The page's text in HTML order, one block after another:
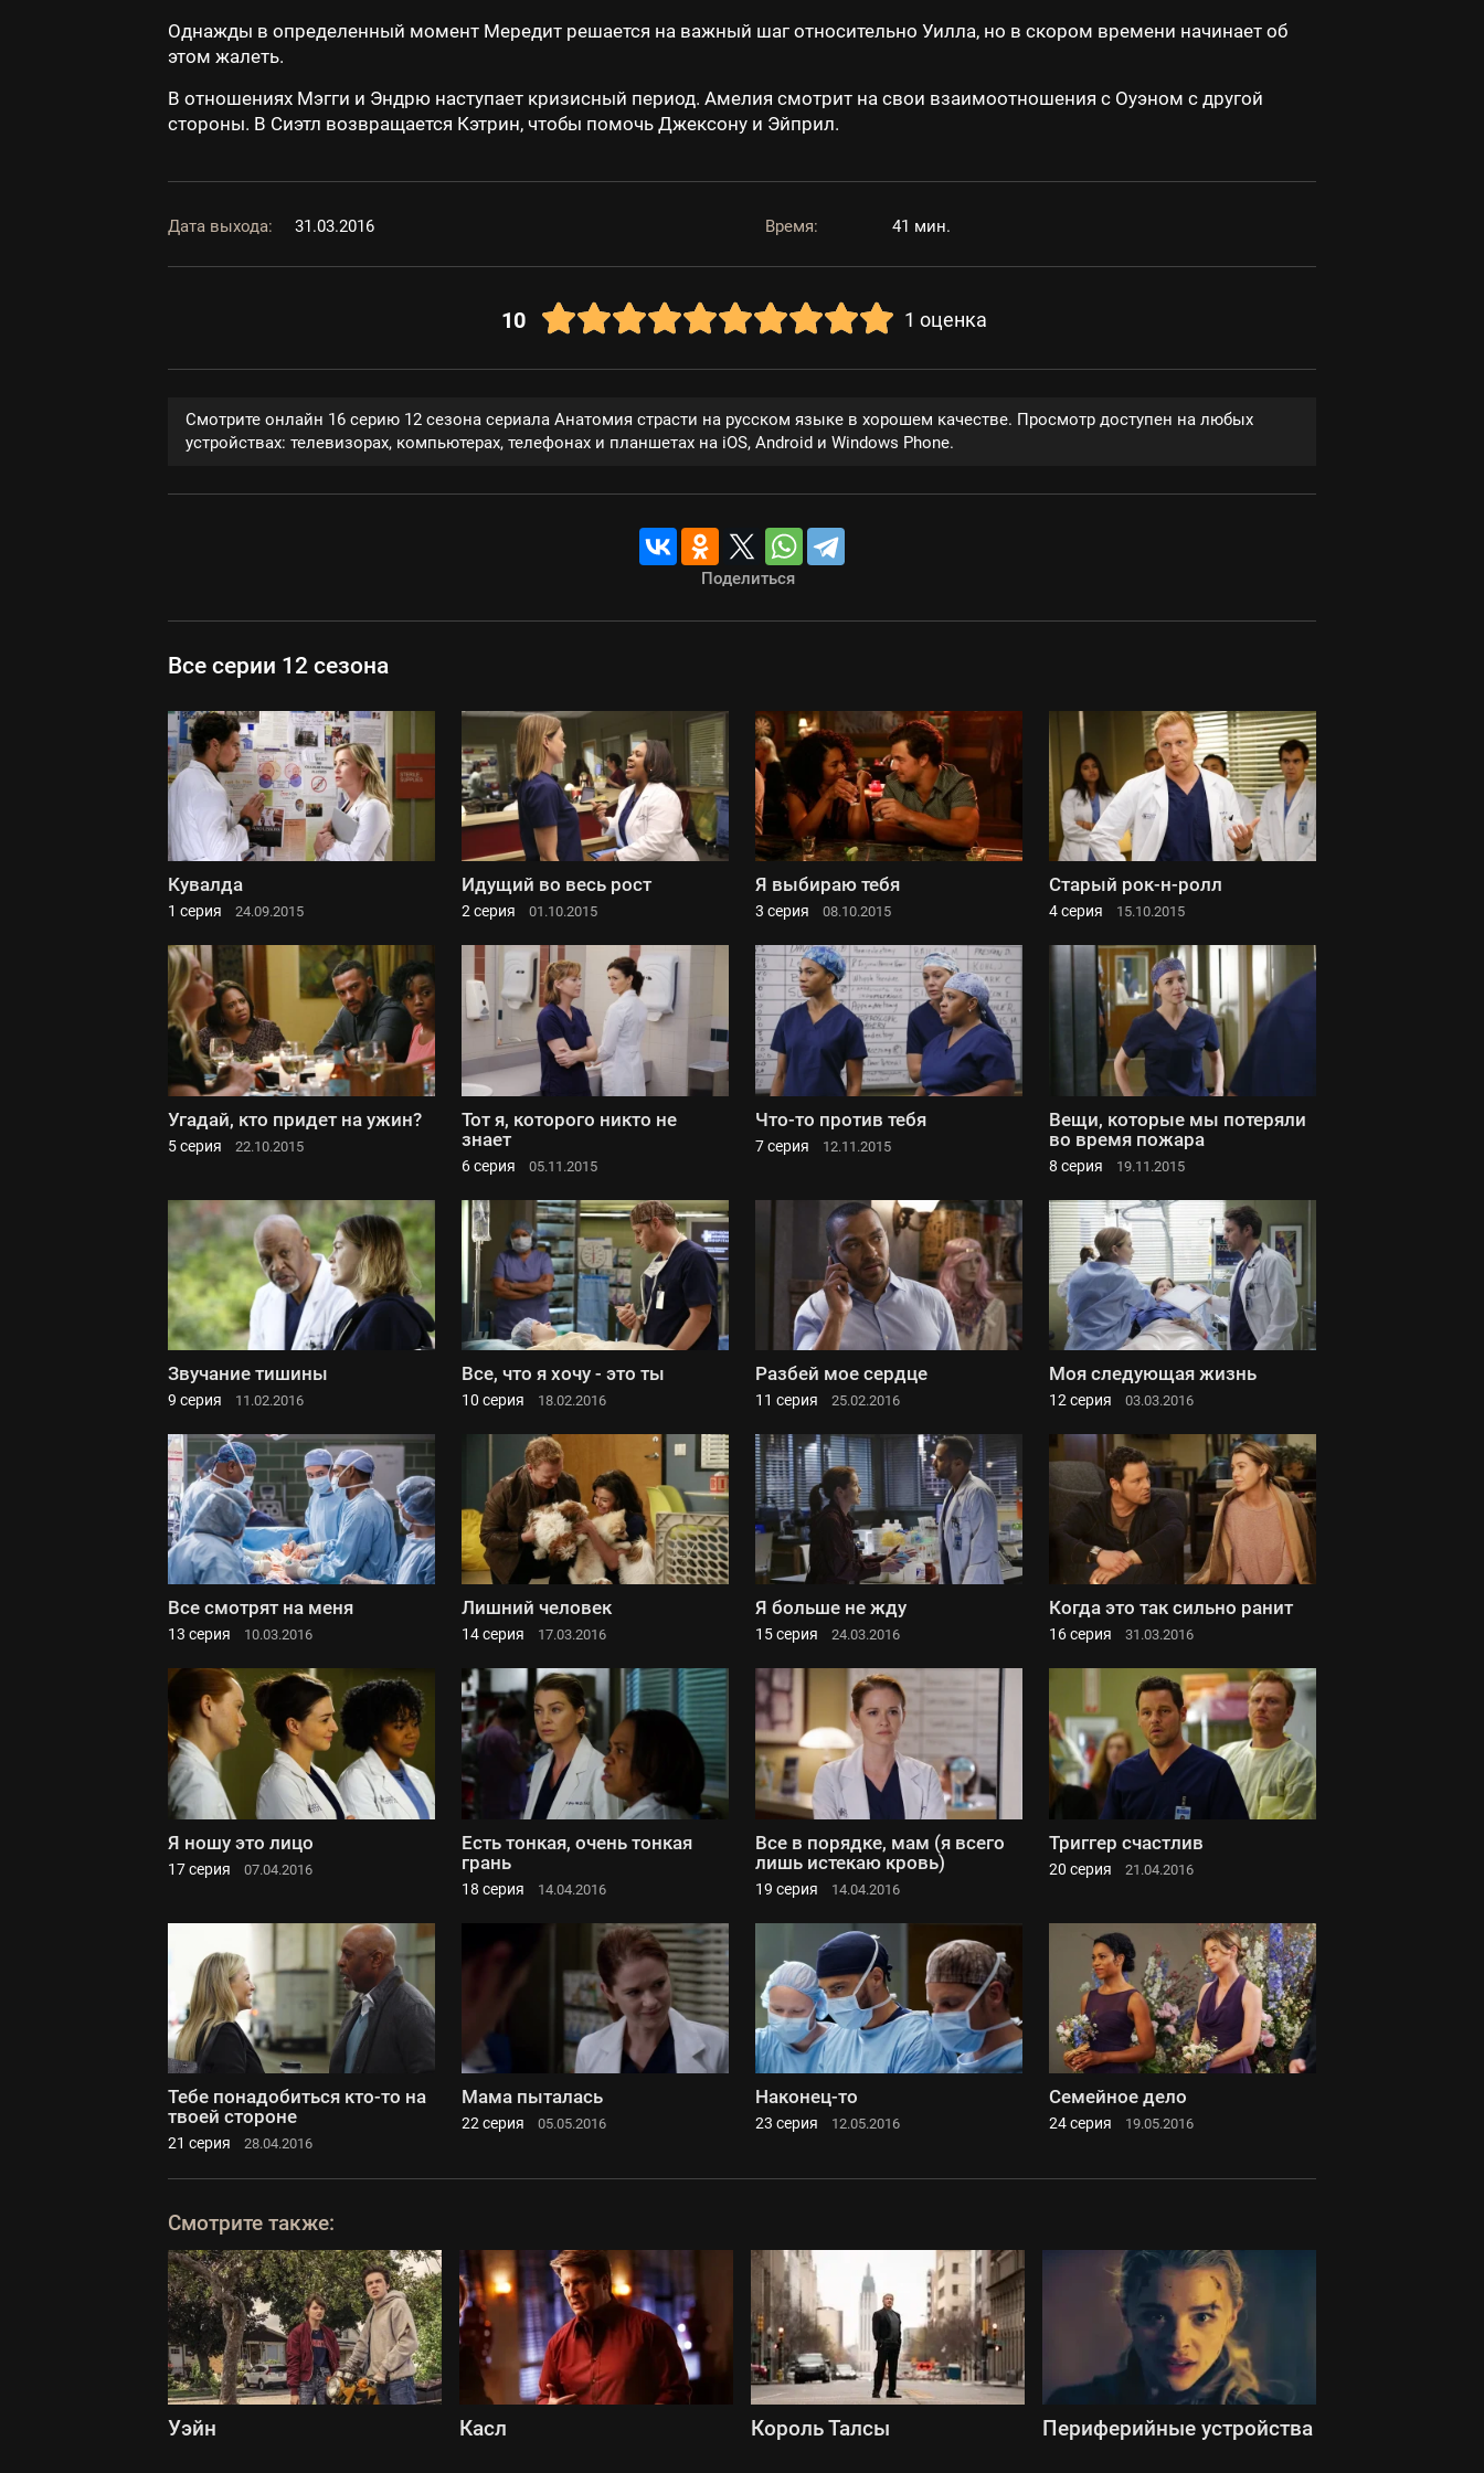
Однажды в определенный момент Мередит решается на важный шаг относительно Уилла, но в скором времени начинает об
этом жалеть.
В отношениях Мэгги и Эндрю наступает кризисный период. Амелия смотрит на свои взаимоотношения с Оуэном с другой
стороны. В Сиэтл возвращается Кэтрин, чтобы помочь Джексону и Эйприл.
Дата выхода: 31.03.2016 Время: 41 мин.
10 1 оценка
Смотрите онлайн 16 серию 12 сезона сериала Анатомия страсти на русском языке в хорошем качестве. Просмотр доступен на любых
устройствах: телевизорах, компьютерах, телефонах и планшетах на iOS, Android и Windows Phone.
Поделиться
Все серии 12 сезона
Кувалда
1 серия 24.09.2015
Идущий во весь рост
2 серия 01.10.2015
Я выбираю тебя
3 серия 08.10.2015
Старый рок-н-ролл
4 серия 15.10.2015
Угадай, кто придет на ужин?
5 серия 22.10.2015
Тот я, которого никто не
знает
6 серия 05.11.2015
Что-то против тебя
7 серия 12.11.2015
Вещи, которые мы потеряли
во время пожара
8 серия 19.11.2015
Звучание тишины
9 серия 11.02.2016
Все, что я хочу - это ты
10 серия 18.02.2016
Разбей мое сердце
11 серия 25.02.2016
Моя следующая жизнь
12 серия 03.03.2016
Все смотрят на меня
13 серия 10.03.2016
Лишний человек
14 серия 17.03.2016
Я больше не жду
15 серия 24.03.2016
Когда это так сильно ранит
16 серия 31.03.2016
Я ношу это лицо
17 серия 07.04.2016
Есть тонкая, очень тонкая
грань
18 серия 14.04.2016
Все в порядке, мам (я всего
лишь истекаю кровь)
19 серия 14.04.2016
Триггер счастлив
20 серия 21.04.2016
Тебе понадобиться кто-то на
твоей стороне
21 серия 28.04.2016
Мама пыталась
22 серия 05.05.2016
Наконец-то
23 серия 12.05.2016
Семейное дело
24 серия 19.05.2016
Смотрите также:
Уэйн Касл Король Талсы Периферийные устройства